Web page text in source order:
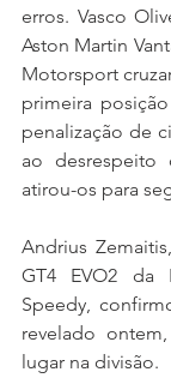
erros. Vasco
Aston Martin
Motorsport
primeira
penalização de
ao desrespeito
atirou-os para
Andrius
GT4 EVO2 da
Speedy,
revelado
lugar na divisão.